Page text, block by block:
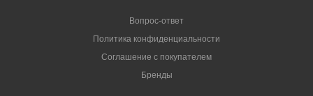
Вопрос-ответ
Политика конфиденциальности
Соглашение с покупателем
Бренды